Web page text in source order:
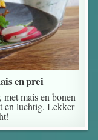
en prei
met mais en bonen
en luchtig. Lekker